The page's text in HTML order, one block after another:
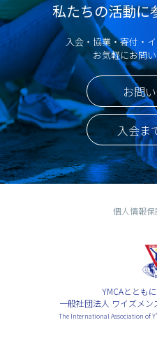
私たちの活動に
入会・協業・寄付・
お気軽にお問
お問
入会ま
個人情報保
YMCAととも
一般社団法人 ワイズメ
The International Association of